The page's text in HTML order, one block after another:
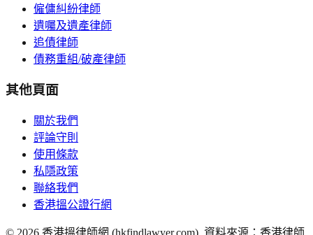
僱傭糾紛律師
遺囑及遺產律師
追債律師
債務重組/破產律師
其他頁面
關於我們
評論守則
使用條款
私隱政策
聯絡我們
香港搵公證行網